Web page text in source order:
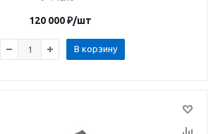
120 000₽/шт
В корзину